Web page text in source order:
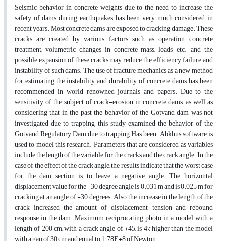
Seismic behavior in concrete weights due to the need to increase the
safety of dams during earthquakes has been very much considered in
recent years. Most concrete dams are exposed to cracking damage. These
cracks are created by various factors such as operation, concrete
treatment, volumetric changes in concrete mass, loads, etc., and the
possible expansion of these cracks may reduce the efficiency, failure and
instability of such dams. The use of fracture mechanics as a new method
for estimating the instability and durability of concrete dams has been
recommended in world-renowned journals and papers. Due to the
sensitivity of the subject of crack-erosion in concrete dams, as well as
considering that in the past the behavior of the Gotvand dam was not
investigated due to trapping, this study examined the behavior of the
Gotvand Regulatory Dam due to trapping Has been. Abkhus software is
used to model this research. Parameters that are considered as variables
include the length of the variable for the cracks and the crack angle. In the
case of the effect of the crack angle, the results indicate that the worst case
for the dam section is to leave a negative angle. The horizontal
displacement value for the -30 degree angle is 0.031 m and is 0.025 m for
cracking at an angle of +30 degrees. Also, the increase in the length of the
crack increased the amount of displacement, tension and rebound
response in the dam. Maximum reciprocating photo in a model with a
length of 200 cm, with a crack angle of +45, is 4% higher than the model